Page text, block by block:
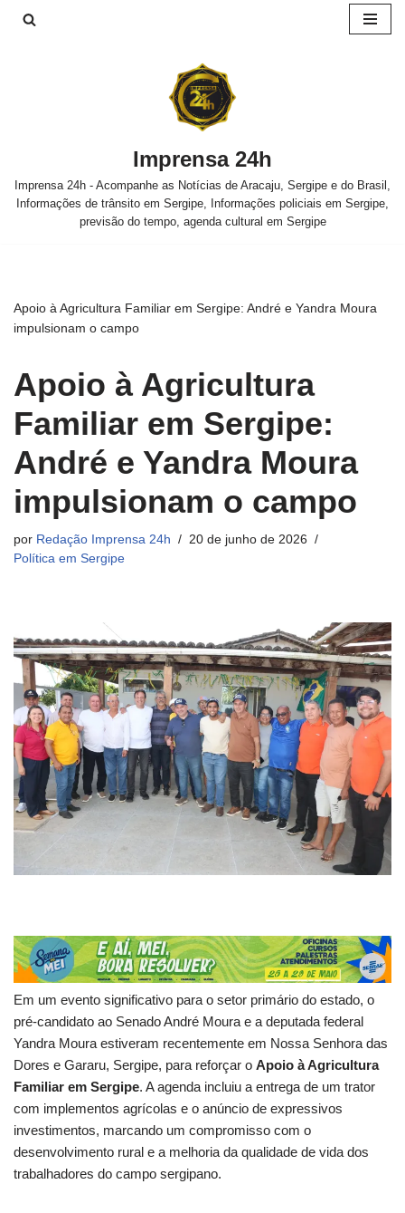
Imprensa 24h
Imprensa 24h - Acompanhe as Notícias de Aracaju, Sergipe e do Brasil,
Informações de trânsito em Sergipe, Informações policiais em Sergipe,
previsão do tempo, agenda cultural em Sergipe
Apoio à Agricultura Familiar em Sergipe: André e Yandra Moura
impulsionam o campo
Apoio à Agricultura
Familiar em Sergipe:
André e Yandra Moura
impulsionam o campo
por Redação Imprensa 24h
20 de junho de 2026
Política em Sergipe
Em um evento significativo para o setor primário do estado, o
pré-candidato ao Senado André Moura e a deputada federal
Yandra Moura estiveram recentemente em Nossa Senhora das
Dores e Gararu, Sergipe, para reforçar o Apoio à Agricultura
Familiar em Sergipe. A agenda incluiu a entrega de um trator
com implementos agrícolas e o anúncio de expressivos
investimentos, marcando um compromisso com o
desenvolvimento rural e a melhoria da qualidade de vida dos
trabalhadores do campo sergipano.